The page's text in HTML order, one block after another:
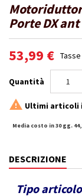
Porte DX ant
53,99 €
Quantità
 Ultimi articoli
Media costo in 30 gg.
DESCRIZIONE
Tipo